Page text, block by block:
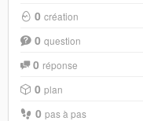
0 création
0 question
0 réponse
0 plan
0 pas à pas